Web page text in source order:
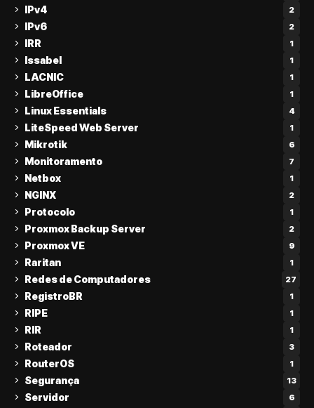
IPv4 2
IPv6 2
IRR 1
Issabel 1
LACNIC 1
LibreOffice 1
Linux Essentials 4
LiteSpeed Web Server 1
Mikrotik 6
Monitoramento 7
Netbox 1
NGINX 2
Protocolo 1
Proxmox Backup Server 2
Proxmox VE 9
Raritan 1
Redes de Computadores 27
RegistroBR 1
RIPE 1
RIR 1
Roteador 3
RouterOS 1
Segurança 13
Servidor 6